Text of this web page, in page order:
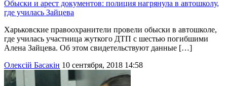
Обыски и арест документов: полиция нагрянула в автошколу,
где училась Зайцева
Харьковские правоохранители провели обыски в автошколе,
где училась участница жуткого ДТП с шестью погибшими
Алена Зайцева. Об этом свидетельствуют данные […]
Олексій Басакін 10 сентября, 2018 14:58